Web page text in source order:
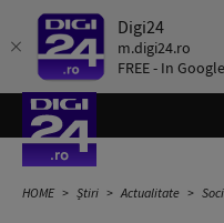
Digi24
m.digi24.ro
FREE - In
HOME Știri Actualitate